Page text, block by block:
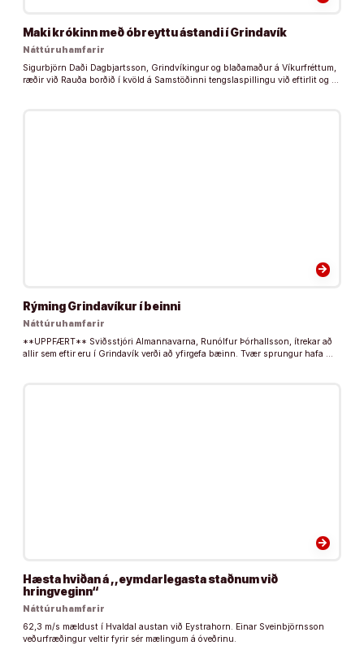
Maki krókinn með óbreyttu ástandi í Grindavík
Náttúruhamfarir
Sigurbjörn Daði Dagbjartsson, Grindvíkingur og blaðamaður á Víkurfréttum,
ræðir við Rauða borðið í kvöld á Samstöðinni tengslaspillingu við eftirlit og …
arrow_forward
Rýming Grindavíkur í beinni
Náttúruhamfarir
**UPPFÆRT** Sviðsstjóri Almannavarna, Runólfur Þórhallsson, ítrekar að
allir sem eftir eru í Grindavík verði að yfirgefa bæinn. Tvær sprungur hafa …
arrow_forward
Hæsta hviðan á ,,eymdarlegasta staðnum við
hringveginn“
Náttúruhamfarir
62,3 m/s mældust í Hvaldal austan við Eystrahorn. Einar Sveinbjörnsson
veðurfræðingur veltir fyrir sér mælingum á óveðrinu.